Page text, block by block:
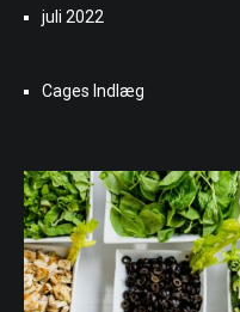
juli 2022
Cages Indlæg